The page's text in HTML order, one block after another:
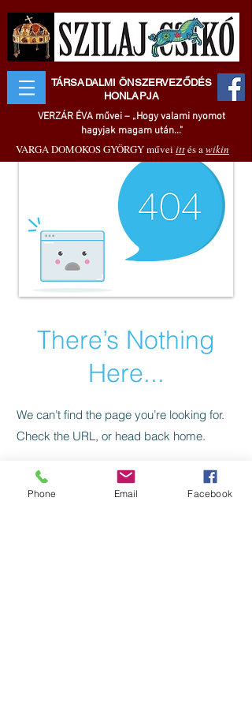
TÁRSADALMI ÖNSZERVEZŐDÉS
HONLAPJA
VERZÁR ÉVA művei – „Hogy valami nyomot
hagyjak magam után..."
VARGA DOMOKOS GYÖRGY művei ittés awikin
There’s Nothing
Here...
We can’t find the page you’re looking for.
Check the URL, or head back home.
Go Home
Phone Email Facebook